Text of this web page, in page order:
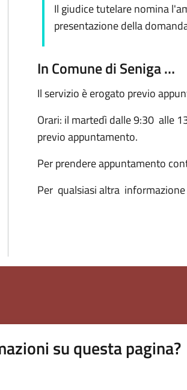
Il giudice tutelare nomina
presentazione della
In Comune di Seniga …
Il servizio è erogato previo
Orari: il martedì dalle 9:30 alle
previo appuntamento.
Per prendere appuntamento
Per qualsiasi altra
su questa pagina?